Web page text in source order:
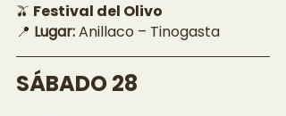
🫒 Festival del Olivo
📍 Lugar: Anillaco – Tinogasta
SÁBADO 28